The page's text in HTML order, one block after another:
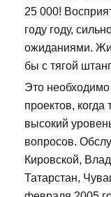
25 000!
году году,
ожиданиями.
бы с тягой
Это
проектов, когда
высокий
вопросов.
Кировской,
Татарстан,